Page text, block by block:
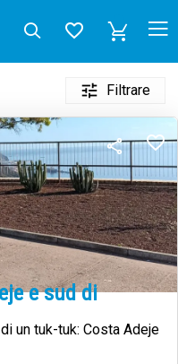
Filtrare
e sud di
un tuk-tuk: Costa Adeje